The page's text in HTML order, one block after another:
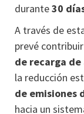
durante30
A través de
prevé
de recarga de
la reducción
de emisiones
hacia un